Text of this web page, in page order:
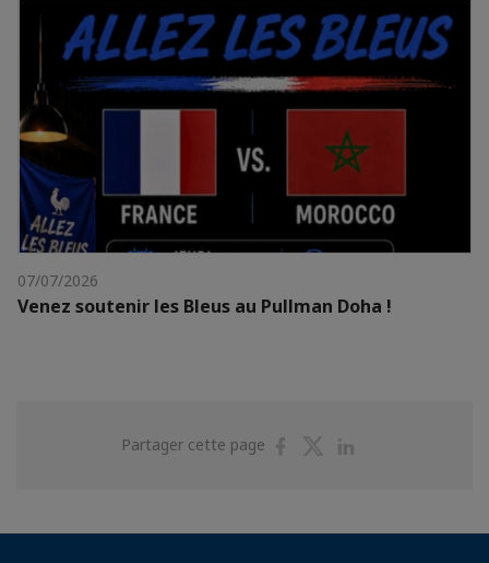
07/07/2026
Venez soutenir les Bleus au Pullman Doha !
Partager cette page
PartagerPartager